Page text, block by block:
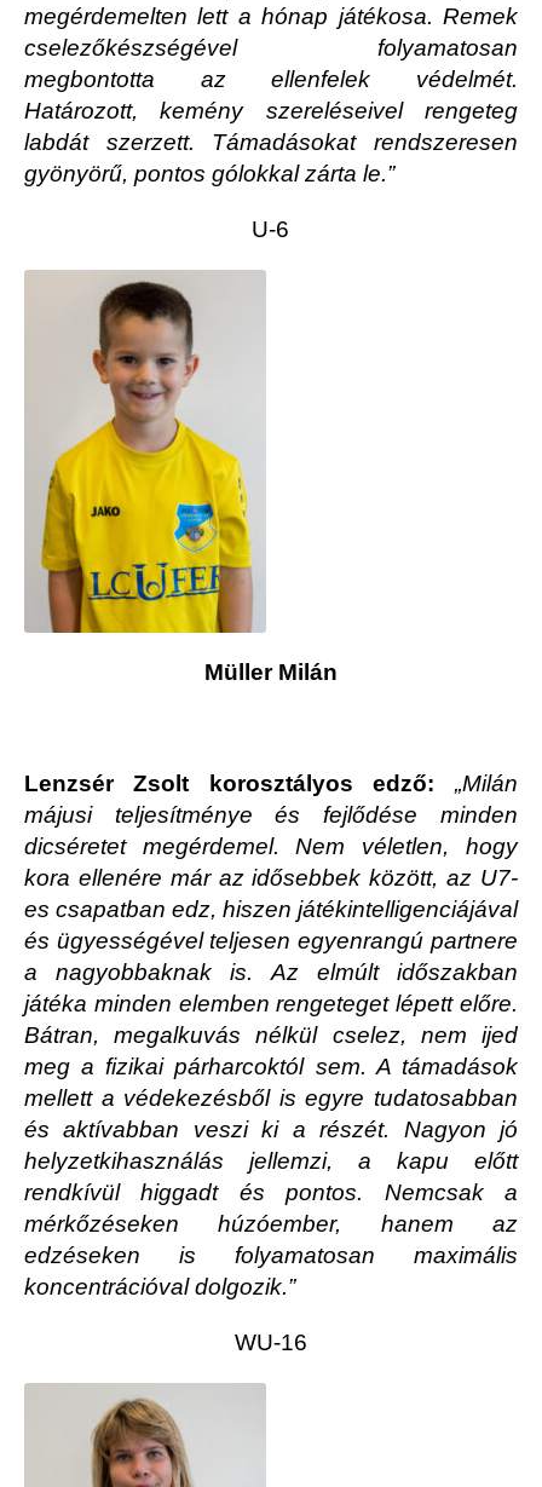
megérdemelten lett a hónap játékosa. Remek
cselezőkészségével folyamatosan
megbontotta az ellenfelek védelmét.
Határozott, kemény szereléseivel rengeteg
labdát szerzett. Támadásokat rendszeresen
gyönyörű, pontos gólokkal zárta le.”
U-6
Müller Milán
Lenzsér Zsolt korosztályos edző: „Milán
májusi teljesítménye és fejlődése minden
dicséretet megérdemel. Nem véletlen, hogy
kora ellenére már az idősebbek között, az U7-
es csapatban edz, hiszen játékintelligenciájával
és ügyességével teljesen egyenrangú partnere
a nagyobbaknak is. Az elmúlt időszakban
játéka minden elemben rengeteget lépett előre.
Bátran, megalkuvás nélkül cselez, nem ijed
meg a fizikai párharcoktól sem. A támadások
mellett a védekezésből is egyre tudatosabban
és aktívabban veszi ki a részét. Nagyon jó
helyzetkihasználás jellemzi, a kapu előtt
rendkívül higgadt és pontos. Nemcsak a
mérkőzéseken húzóember, hanem az
edzéseken is folyamatosan maximális
koncentrációval dolgozik.”
WU-16